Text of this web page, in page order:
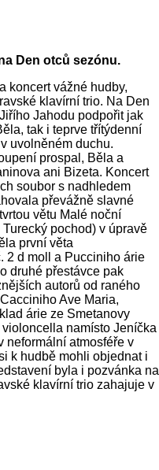
Den otců sezónu.
koncert vážné hudby,
klavírní trio. Na Den
Jahodu podpořit jak
tak i teprve třítýdenní
uvolněném duchu.
prospal, Běla a
ani Bizeta. Koncert
soubor s nadhledem
převážně slavné
větu Malé noční
pochod) v úpravě
první věta
2 d moll a Pucciniho árie
druhé přestávce pak
autorů od raného
Ave Maria,
árie ze Smetanovy
namísto Jeníčka
neformální atmosféře v
k hudbě mohli objednat i
byla i pozvánka na
klavírní trio zahajuje v